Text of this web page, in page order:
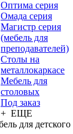
Оптима серия
Омада серия
Магистр серия
(мебель для
преподавателей)
Столы на
металлокаркасе
Мебель для
столовых
Под заказ
+ ЕЩЕ